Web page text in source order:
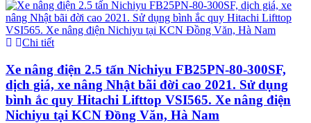
Chi tiết
Xe nâng điện 2.5 tấn Nichiyu FB25PN-80-300SF,
dịch giá, xe nâng Nhật bãi đời cao 2021. Sử dụng
bình ắc quy Hitachi Lifttop VSI565. Xe nâng điện
Nichiyu tại KCN Đồng Văn, Hà Nam